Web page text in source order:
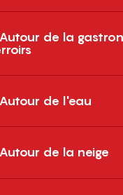
Autour de la
Autour de l'eau
Autour de la neige